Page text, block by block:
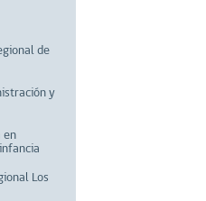
de
y
en
Los